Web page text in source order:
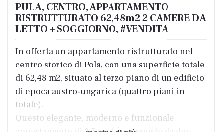
PULA, CENTRO, APPARTAMENTO
RISTRUTTURATO 62,48m2 2 CAMERE DA
LETTO + SOGGIORNO, #VENDITA
In offerta un appartamento ristrutturato nel
centro storico di Pola, con una superficie totale
di 62,48 m2, situato al terzo piano di un edificio
di epoca austro-ungarica (quattro piani in
totale).
Questo elegante, moderno e funzionale